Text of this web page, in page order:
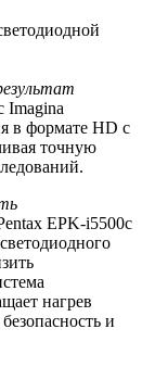
Imagina
в формате HD с
точную
EPK-i5500c
нагрев
и